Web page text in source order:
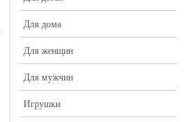
Для дома
Для женщин
Для мужчин
Игрушки